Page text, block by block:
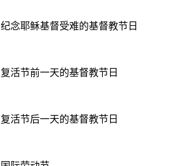
纪念耶稣基督受难的基督教节日
复活节前一天的基督教节日
复活节后一天的基督教节日